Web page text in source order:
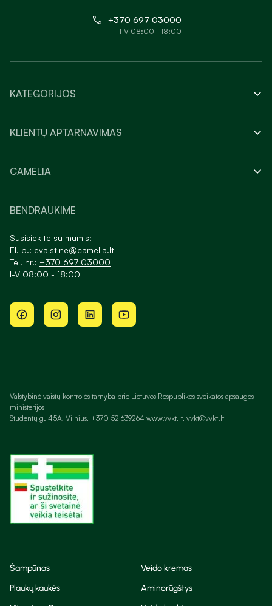
+370 697 03000
I-V 08:00 - 18:00
KATEGORIJOS
KLIENTŲ APTARNAVIMAS
CAMELIA
BENDRAUKIME
Susisiekite su mumis:
El. p.: evaistine@camelia.lt
Tel. nr.: +370 697 03000
I-V 08:00 - 18:00
Valstybinė vaistų kontrolės tarnyba prie Lietuvos Respublikos sveikatos apsaugos
ministerijos
Studentų g. 45A, Vilnius, +370 52 639264 www.vvkt.lt, vvkt@vvkt.lt
Šampūnas
Veido kremas
Plaukų kaukės
Aminorūgštys